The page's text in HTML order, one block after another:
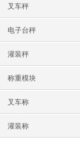
叉车秤
电子台秤
灌装秤
称重模块
叉车称
灌装称